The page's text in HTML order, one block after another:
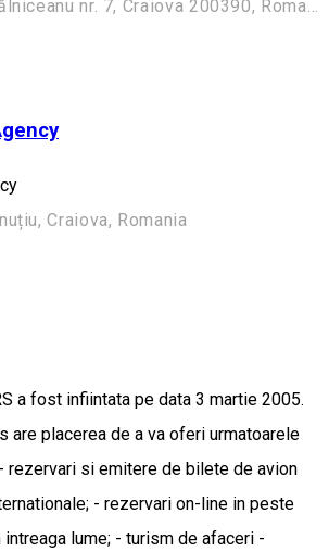
Craiova, Romania
a fost infiintata pe data 3 martie 2005.
are placerea de a va oferi urmatoarele
rezervari si emitere de bilete de avion
- rezervari on-line in peste
lume; - turism de afaceri -